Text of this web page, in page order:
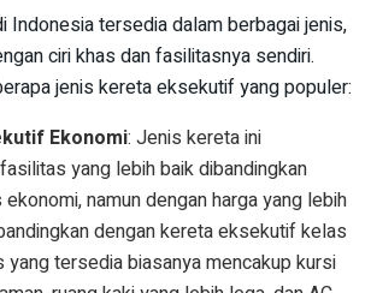
Indonesia tersedia dalam berbagai jenis,
ciri khas dan fasilitasnya sendiri.
jenis kereta eksekutif yang populer:
Ekonomi: Jenis kereta ini
yang lebih baik dibandingkan
namun dengan harga yang lebih
dengan kereta eksekutif kelas
yang tersedia biasanya mencakup kursi